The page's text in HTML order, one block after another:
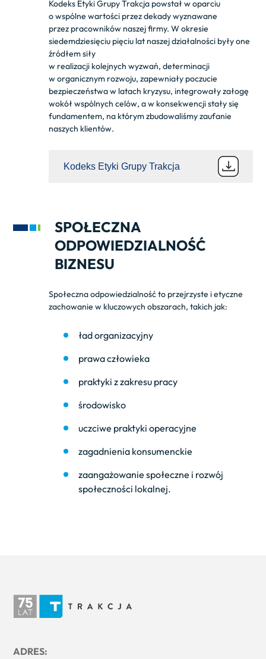
Kodeks Etyki Grupy Trakcja powstał w oparciu
o wspólne wartości przez dekady wyznawane
przez pracowników naszej firmy. W okresie
siedemdziesięciu pięciu lat naszej działalności były one
źródłem siły
w realizacji kolejnych wyzwań, determinacji
w organicznym rozwoju, zapewniały poczucie
bezpieczeństwa w latach kryzysu, integrowały załogę
wokół wspólnych celów, a w konsekwencji stały się
fundamentem, na którym zbudowaliśmy zaufanie
naszych klientów.
Kodeks Etyki Grupy Trakcja
SPOŁECZNA
ODPOWIEDZIALNOŚĆ
BIZNESU
Społeczna odpowiedzialność to przejrzyste i etyczne
zachowanie w kluczowych obszarach, takich jak:
ład organizacyjny
prawa człowieka
praktyki z zakresu pracy
środowisko
uczciwe praktyki operacyjne
zagadnienia konsumenckie
zaangażowanie społeczne i rozwój
społeczności lokalnej.
ADRES: